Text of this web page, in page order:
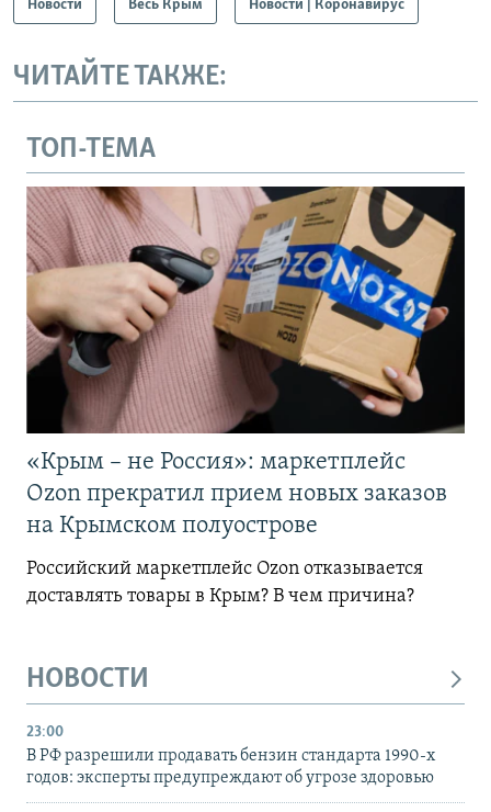
Новости Весь Крым Новости | Коронавирус
ЧИТАЙТЕ ТАКЖЕ:
ТОП-ТЕМА
«Крым – не Россия»: маркетплейс
Ozon прекратил прием новых заказов
на Крымском полуострове
Российский маркетплейс Ozon отказывается
доставлять товары в Крым? В чем причина?
НОВОСТИ
23:00
В РФ разрешили продавать бензин стандарта 1990-х
годов: эксперты предупреждают об угрозе здоровью